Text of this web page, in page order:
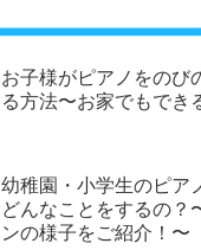
お子様がピアノをのび
る方法〜お家でもでき
幼稚園・小学生のピア
どんなことをするの？
ンの様子をご紹介！〜